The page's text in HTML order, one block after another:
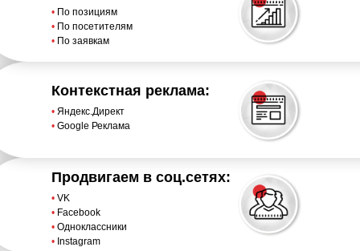
• По позициям
• По посетителям
• По заявкам
• VK
• Facebook
• Одноклассники
• Instagram
Продвигаем в соц.сетях:
Контекстная реклама:
• Яндекс.Директ
• Google Реклама